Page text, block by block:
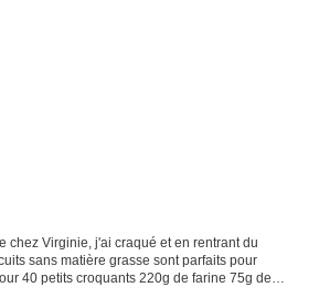
chez Virginie, j'ai craqué et en rentrant du
sans matière grasse sont parfaits pour
40 petits croquants 220g de farine 75g de